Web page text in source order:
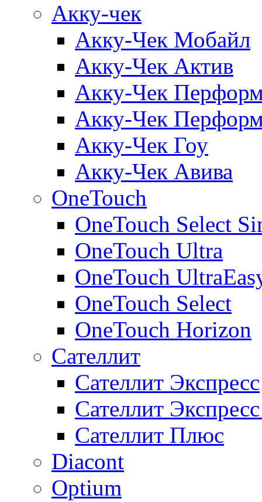
Акку-чек
Акку-Чек Мобайл
Акку-Чек Актив
Акку-Чек
Акку-Чек
Акку-Чек Гоу
Акку-Чек Авива
OneTouch
OneTouch Select
OneTouch Ultra
OneTouch
OneTouch Select
OneTouch Horizon
Сателлит
Сателлит Экспресс
Сателлит
Сателлит Плюс
Diacont
Optium